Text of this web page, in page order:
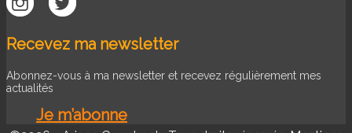
Recevez ma newsletter
Abonnez-vous à ma newsletter et recevez régulièrement mes
actualités
Je m’abonne